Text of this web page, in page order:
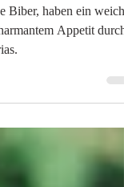
Biber, haben ein